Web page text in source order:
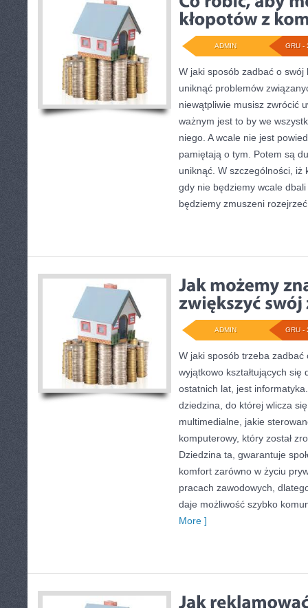
GRU -
ADMIN
W jaki sposób zadbać o
uniknąć problemów
niewątpliwie musisz zwrócić
ważnym jest to by we
niego. A wcale nie jest
pamiętają o tym. Potem są
uniknąć. W szczególności, iż
gdy nie będziemy wcale
będziemy zmuszeni rozejrzeć
GRU -
ADMIN
W jaki sposób trzeba
wyjątkowo kształtujących się
ostatnich lat, jest
dziedzina, do której wlicza
multimedialne, jakie
komputerowy, który został
Dziedzina ta, gwarantuje
komfort zarówno w życiu
pracach zawodowych,
daje możliwość szybko
More ]